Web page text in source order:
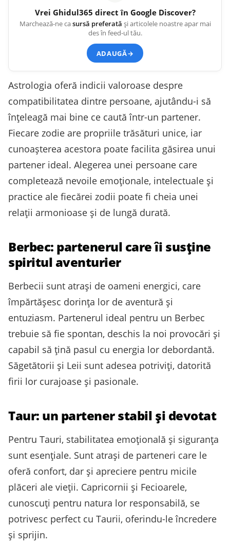
Vrei Ghidul365 direct în Google Discover?
Marchează-ne casursă preferată și articolele noastre apar mai
des în feed-ul tău.
ADAUGĂ→
Astrologia oferă indicii valoroase despre
compatibilitatea dintre persoane, ajutându-i să
înțeleagă mai bine ce caută într-un partener.
Fiecare zodie are propriile trăsături unice, iar
cunoașterea acestora poate facilita găsirea unui
partener ideal. Alegerea unei persoane care
completează nevoile emoționale, intelectuale și
practice ale fiecărei zodii poate fi cheia unei
relații armonioase și de lungă durată.
Berbec: partenerul care îi susține
spiritul aventurier
Berbecii sunt atrași de oameni energici, care
împărtășesc dorința lor de aventură și
entuziasm. Partenerul ideal pentru un Berbec
trebuie să fie spontan, deschis la noi provocări și
capabil să țină pasul cu energia lor debordantă.
Săgetătorii și Leii sunt adesea potriviți, datorită
firii lor curajoase și pasionale.
Taur: un partener stabil și devotat
Pentru Tauri, stabilitatea emoțională și siguranța
sunt esențiale. Sunt atrași de parteneri care le
oferă confort, dar și apreciere pentru micile
plăceri ale vieții. Capricornii și Fecioarele,
cunoscuți pentru natura lor responsabilă, se
potrivesc perfect cu Taurii, oferindu-le încredere
și sprijin.